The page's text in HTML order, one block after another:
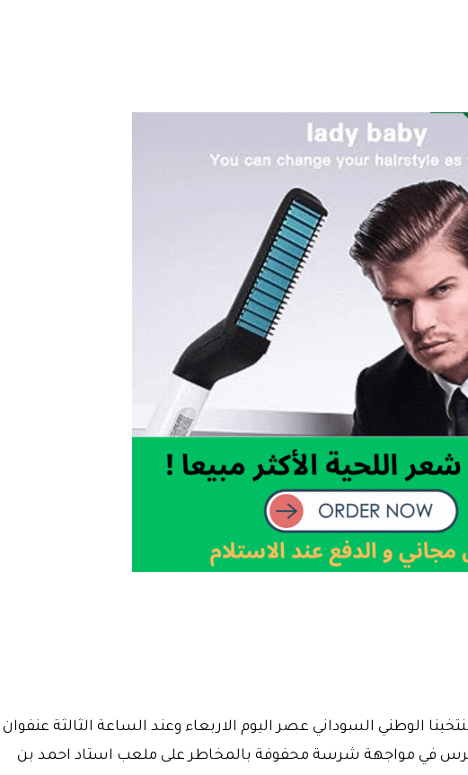
العرب فيفا 2025 يواجه منتخبنا الوطني السوداني عصر اليوم الاربعاء وعند الساعة الثالثة عنفوان
في مواجهة شرسة محفوفة بالمخاطر على ملعب استاد احمد بن